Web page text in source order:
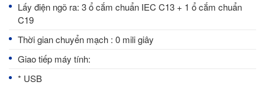
Lấy điện ngõ ra: 3 ổ cắm chuẩn IEC C13 + 1 ổ cắm chuẩn
C19
Thời gian chuyển mạch : 0 mili giây
Giao tiếp máy tính:
* USB